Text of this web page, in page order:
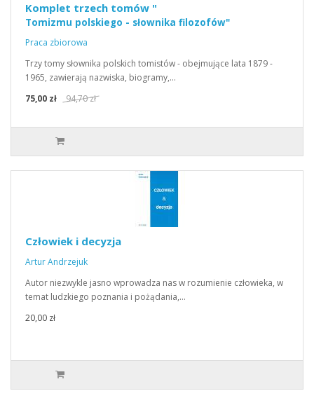
Komplet trzech tomów "
Tomizmu polskiego - słownika filozofów"
Praca zbiorowa
Trzy tomy słownika polskich tomistów - obejmujące lata 1879 -
1965, zawierają nazwiska, biogramy,…
75,00 zł
94,70 zł
Człowiek i decyzja
Artur Andrzejuk
Autor niezwykle jasno wprowadza nas w rozumienie człowieka, w
temat ludzkiego poznania i pożądania,…
20,00 zł